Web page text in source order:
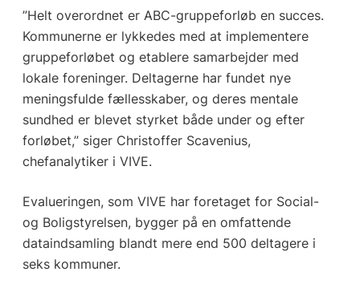
”Helt overordnet er ABC-gruppeforløb en succes.
Kommunerne er lykkedes med at implementere
gruppeforløbet og etablere samarbejder med
lokale foreninger. Deltagerne har fundet nye
meningsfulde fællesskaber, og deres mentale
sundhed er blevet styrket både under og efter
forløbet,” siger Christoffer Scavenius,
chefanalytiker i VIVE.
Evalueringen, som VIVE har foretaget for Social-
og Boligstyrelsen, bygger på en omfattende
dataindsamling blandt mere end 500 deltagere i
seks kommuner.